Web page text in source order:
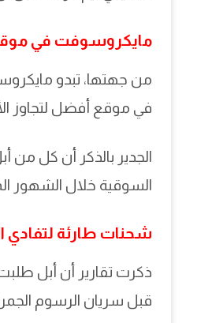
مايكروسوفت في
في موقع أفضل لتجاوز
السوقية خلال الشهور
شحنات طارئة لتفادي
قبل سريان الرسوم